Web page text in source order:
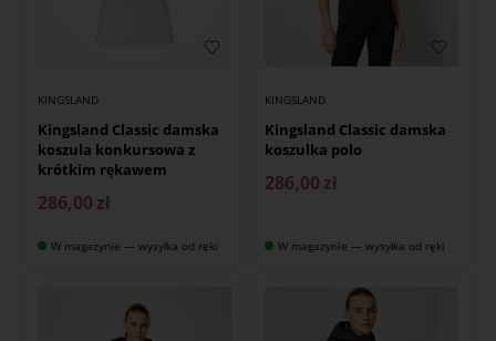
KINGSLAND
Kingsland Classic damska
koszula konkursowa z
krótkim rękawem
286,00 zł
W magazynie — wysyłka od ręki
KINGSLAND
Kingsland Classic damska
koszulka polo
286,00 zł
W magazynie — wysyłka od ręki